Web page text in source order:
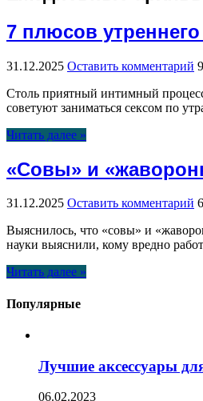
7 плюсов утреннего
31.12.2025 Оставить комментарий
Столь приятный интимный
советуют заниматься сексом по
Читать далее »
«Совы» и
31.12.2025 Оставить комментарий
Выяснилось, что «совы» и
науки выяснили, кому вредно
Читать далее »
Популярные
Лучшие аксессуары
06.02.2023